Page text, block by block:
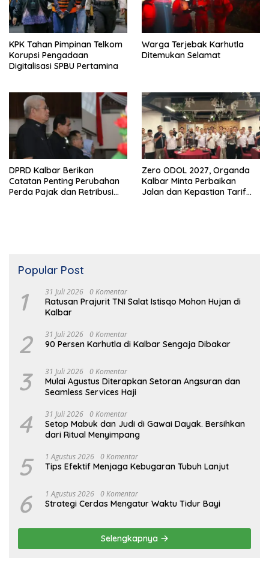
KPK Tahan Pimpinan Telkom
Korupsi Pengadaan
Digitalisasi SPBU Pertamina
Warga Terjebak Karhutla
Ditemukan Selamat
DPRD Kalbar Berikan
Catatan Penting Perubahan
Perda Pajak dan Retribusi
Zero ODOL 2027, Organda
Kalbar Minta Perbaikan
Jalan dan Kepastian Tarif
Popular Post
1 31 Juli 2026 0 Komentar
Ratusan Prajurit TNI Salat Istisqo Mohon Hujan di
Kalbar
2 31 Juli 2026 0 Komentar
90 Persen Karhutla di Kalbar Sengaja Dibakar
3 31 Juli 2026 0 Komentar
Mulai Agustus Diterapkan Setoran Angsuran dan
Seamless Services Haji
4 31 Juli 2026 0 Komentar
Setop Mabuk dan Judi di Gawai Dayak. Bersihkan
dari Ritual Menyimpang
5 1 Agustus 2026 0 Komentar
Tips Efektif Menjaga Kebugaran Tubuh Lanjut
6 1 Agustus 2026 0 Komentar
Strategi Cerdas Mengatur Waktu Tidur Bayi
Selengkapnya